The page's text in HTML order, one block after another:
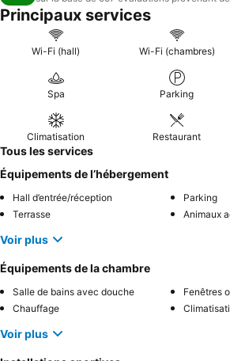
Principaux services
Wi-Fi (hall) Wi-Fi (chambres)
Spa Parking
Climatisation Restaurant
Tous les services
Équipements de l’hébergement
Hall d’entrée/réception
Parking
Terrasse
Animaux
Voir plus
Équipements de la chambre
Salle de bains avec douche
Fenêtres
Chauffage
Voir plus